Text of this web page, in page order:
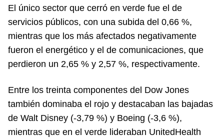
El único sector que cerró en verde fue el de
servicios públicos, con una subida del 0,66 %,
mientras que los más afectados negativamente
fueron el energético y el de comunicaciones, que
perdieron un 2,65 % y 2,57 %, respectivamente.
Entre los treinta componentes del Dow Jones
también dominaba el rojo y destacaban las bajadas
de Walt Disney (-3,79 %) y Boeing (-3,6 %),
mientras que en el verde lideraban UnitedHealth